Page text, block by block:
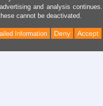
and analysis continues.
cannot be deactivated.
Accept
Deny
Information